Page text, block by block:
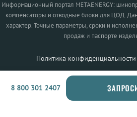
Информационный портал METAENERGY:
компенсаторы и отводные блоки для ЦОД.
характер. Точные параметры, сроки и
продаж и паспорте
Политика конфиденциальности
8 800 301 2407